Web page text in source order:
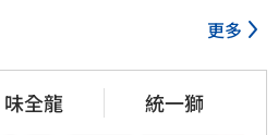
更多
味全龍 統一獅